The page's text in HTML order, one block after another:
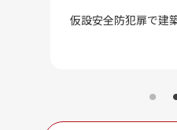
仮設安全防犯扉で建